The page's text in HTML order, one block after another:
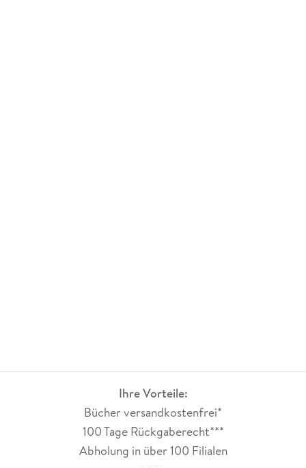
Ihre Vorteile:
Bücher versandkostenfrei*
100 Tage Rückgaberecht***
Abholung in über 100 Filialen